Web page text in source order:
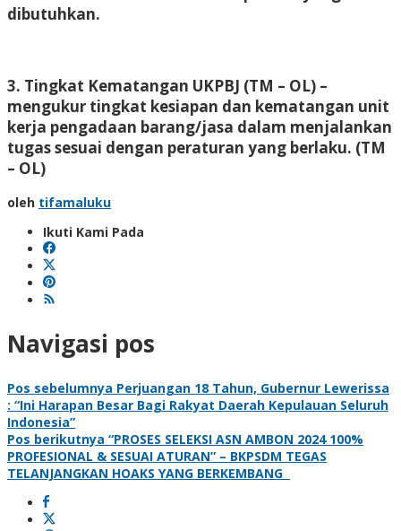
dibutuhkan.
3. Tingkat Kematangan UKPBJ (TM – OL) –
mengukur tingkat kesiapan dan kematangan unit
kerja pengadaan barang/jasa dalam menjalankan
tugas sesuai dengan peraturan yang berlaku. (TM
– OL)
oleh tifamaluku
Ikuti Kami Pada
Navigasi pos
Pos sebelumnya Perjuangan 18 Tahun, Gubernur Lewerissa
: “Ini Harapan Besar Bagi Rakyat Daerah Kepulauan Seluruh
Indonesia”
Pos berikutnya “PROSES SELEKSI ASN AMBON 2024 100%
PROFESIONAL & SESUAI ATURAN” – BKPSDM TEGAS
TELANJANGKAN HOAKS YANG BERKEMBANG